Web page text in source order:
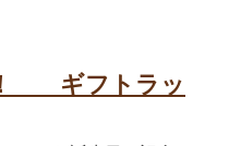
！ ギフトラッ